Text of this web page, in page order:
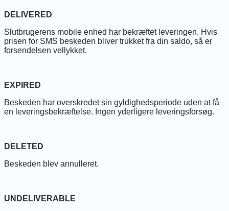
DELIVERED
Slutbrugerens mobile enhed har bekræftet leveringen. Hvis
prisen for SMS beskeden bliver trukket fra din saldo, så er
forsendelsen vellykket.
EXPIRED
Beskeden har overskredet sin gyldighedsperiode uden at få
en leveringsbekræftelse. Ingen yderligere leveringsforsøg.
DELETED
Beskeden blev annulleret.
UNDELIVERABLE